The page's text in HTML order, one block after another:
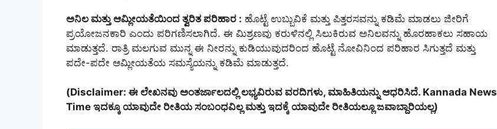
ಅನಿಲ ಮತ್ತು ಆಮ್ಲೀಯತೆಯಿಂದ ತ್ವರಿತ ಪರಿಹಾರ : ಹೊಟ್ಟೆ ಉಬ್ಬುವಿಕೆ ಮತ್ತು ಪಿತ್ತರಸವನ್ನು ಕಡಿಮೆ ಮಾಡಲು ಜೀರಿಗೆ
ಪ್ರಯೋಜನಕಾರಿ ಎಂದು ಪರಿಗಣಿಸಲಾಗಿದೆ. ಈ ಮಿಶ್ರಣವು ಕರುಳಿನಲ್ಲಿ ಸಿಲುಕಿರುವ ಅನಿಲವನ್ನು ಹೊರಹಾಕಲು ಸಹಾಯ
ಮಾಡುತ್ತದೆ. ರಾತ್ರಿ ಮಲಗುವ ಮುನ್ನ ಈ ನೀರನ್ನು ಕುಡಿಯುವುದರಿಂದ ಹೊಟ್ಟೆ ನೋವಿನಿಂದ ಪರಿಹಾರ ಸಿಗುತ್ತದೆ ಮತ್ತು
ಪದೇ-ಪದೇ ಆಮ್ಲೀಯತೆಯ ಸಮಸ್ಯೆಯನ್ನು ಕಡಿಮೆ ಮಾಡುತ್ತದೆ.
(Disclaimer: ಈ ಲೇಖನವು ಅಂತರ್ಜಾಲದಲ್ಲಿ ಲಭ್ಯವಿರುವ ವರದಿಗಳು, ಮಾಹಿತಿಯನ್ನು ಆಧರಿಸಿದೆ. Kannada News
Time ಇದಕ್ಕೂ ಯಾವುದೇ ರೀತಿಯ ಸಂಬಂಧವಿಲ್ಲ ಮತ್ತು ಇದಕ್ಕೆ ಯಾವುದೇ ರೀತಿಯಲ್ಲೂ ಜವಾಬ್ದಾರಿಯಲ್ಲ)